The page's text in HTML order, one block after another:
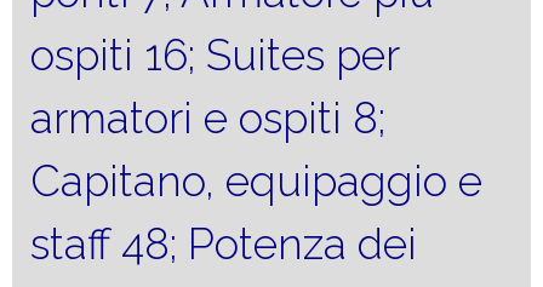
ospiti 16; Suites per
armatori e ospiti 8;
Capitano, equipaggio e
staff 48; Potenza dei